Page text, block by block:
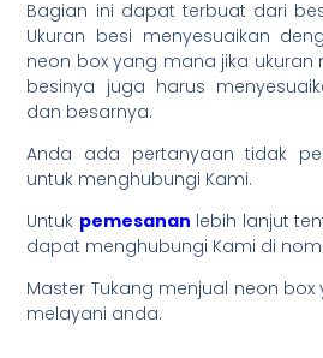
Bagian ini dapat terbuat dari
Ukuran besi menyesuaikan
neon box yang mana jika ukuran
besinya juga harus
dan besarnya.
Anda ada pertanyaan tidak
untuk menghubungi Kami.
Untuk pemesanan lebih lanjut
dapat menghubungi Kami di
Master Tukang menjual neon
melayani anda.